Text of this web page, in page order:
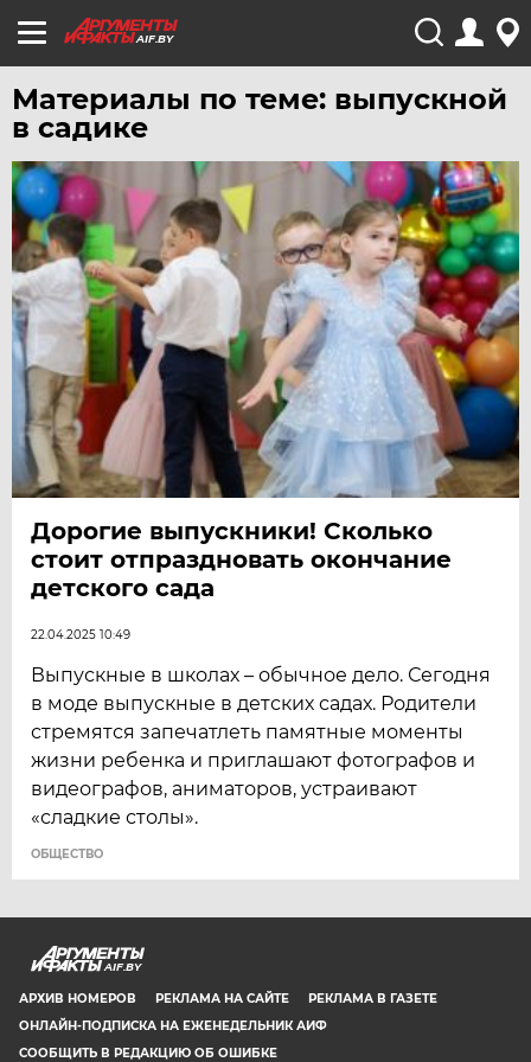
AIF.BY
Материалы по теме: выпускной
в садике
Дорогие выпускники! Сколько
стоит отпраздновать окончание
детского сада
22.04.2025 10:49
Выпускные в школах – обычное дело. Сегодня
в моде выпускные в детских садах. Родители
стремятся запечатлеть памятные моменты
жизни ребенка и приглашают фотографов и
видеографов, аниматоров, устраивают
«сладкие столы».
ОБЩЕСТВО
AIF.BY
АРХИВ НОМЕРОВ РЕКЛАМА НА САЙТЕ
РЕКЛАМА В ГАЗЕТЕ
ОНЛАЙН-ПОДПИСКА НА ЕЖЕНЕДЕЛЬНИК АИФ
СООБЩИТЬ В РЕДАКЦИЮ ОБ ОШИБКЕ